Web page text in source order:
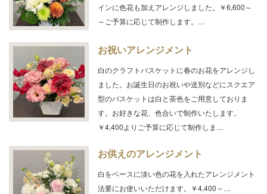
インに色花も加えアレンジしました。￥6,600～
～ご予算に応じて制作します。…
お祝いアレンジメント
白のクラフトバスケットに春のお花をアレンジし
ました。お誕生日のお祝いや送別などにスクエア
型のバスケットは白と茶色をご用意しておりま
す。お好きな花、色合いで制作いたします。
￥4,400よりご予算に応じて制作しま…
お供えのアレンジメント
白をベースに淡い色の花を入れたアレンジメント
法要にお使いいただけます。￥4,400～…